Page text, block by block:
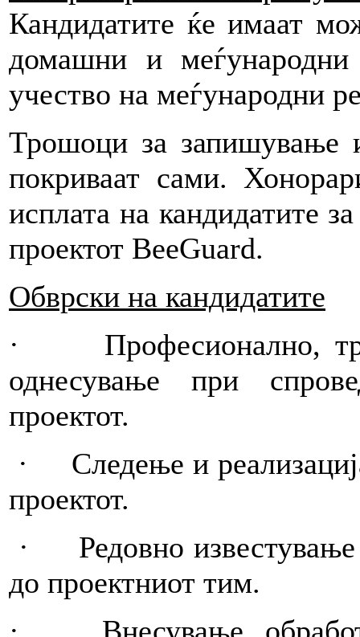
Кандидатите ќе имаат
домашни и
учество на меѓународни
Трошоци за запишување
покриваат сами.
исплата на кандидатите
проектот BeeGuard.
Обврски на кандидатите
· Професионално,
однесување при
проектот.
· Следење и
проектот.
· Редовно известување
до проектниот тим.